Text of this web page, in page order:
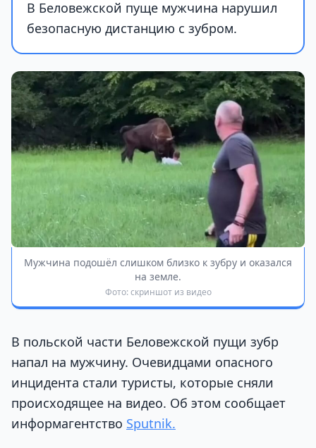
В Беловежской пуще мужчина нарушил
безопасную дистанцию с зубром.
Мужчина подошёл слишком близко к зубру и оказался
на земле.
Фото: скриншот из видео
В польской части Беловежской пущи зубр
напал на мужчину. Очевидцами опасного
инцидента стали туристы, которые сняли
происходящее на видео. Об этом сообщает
информагентство Sputnik.